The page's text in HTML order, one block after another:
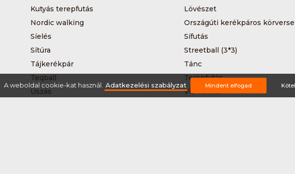
Kutyás terepfutás
Lövészet
Nordic walking
Országúti kerékpáros
Síelés
Sífutás
Sítúra
Streetball (3*3)
Tájkerékpár
Tánc
Teqball
Terepfutás
Úszás
Via-ferrata
A weboldal cookie-kat használ. Adatkezelési szabályzat Mindent elfogad